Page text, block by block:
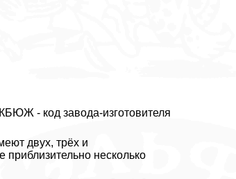
- код завода-изготовителя
двух, трёх и
несколько